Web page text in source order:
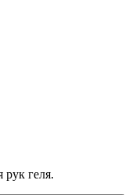
геля.